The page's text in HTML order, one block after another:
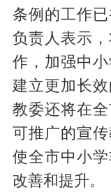
条例的工作
负责人表示
作，加强中
建立更加长
教委还将在全
可推广的宣
使全市中小
改善和提升。